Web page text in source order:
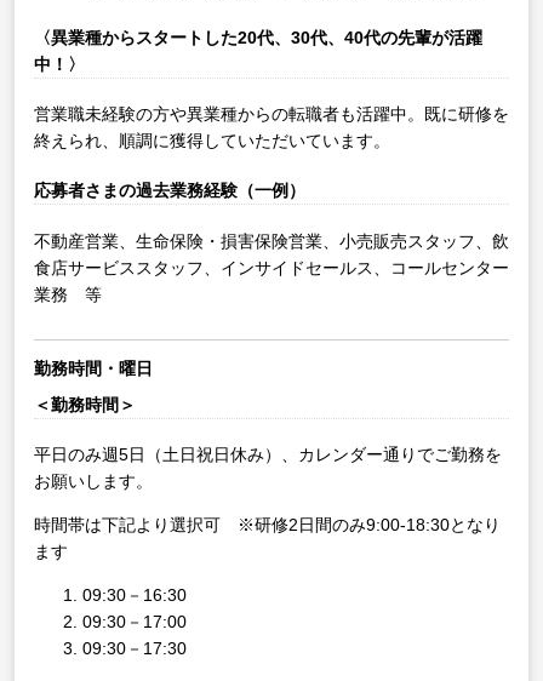
〈異業種からスタートした20代、30代、40代の先輩が活躍
中！〉
営業職未経験の方や異業種からの転職者も活躍中。既に研修を
終えられ、順調に獲得していただいています。
応募者さまの過去業務経験（一例）
不動産営業、生命保険・損害保険営業、小売販売スタッフ、飲
食店サービススタッフ、インサイドセールス、コールセンター
業務 等
勤務時間・曜日
＜勤務時間＞
平日のみ週5日（土日祝日休み）、カレンダー通りでご勤務を
お願いします。
時間帯は下記より選択可 ※研修2日間のみ9:00-18:30となり
ます
09:30－16:30
09:30－17:00
09:30－17:30